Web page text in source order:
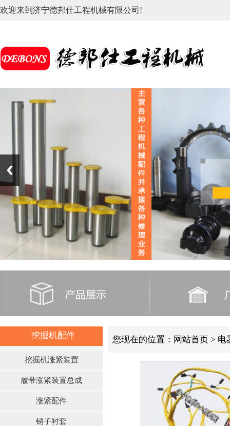
欢迎来到济宁德邦仕工程机械有限公司!
挖掘机配件
挖掘机涨紧装置
履带涨紧装置总成
涨紧配件
销子衬套
您现在的位置： 网站首页 > 电